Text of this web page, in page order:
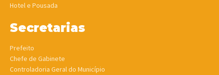
Hotel e Pousada
Secretarias
Prefeito
Chefe de Gabinete
Controladoria Geral do Município